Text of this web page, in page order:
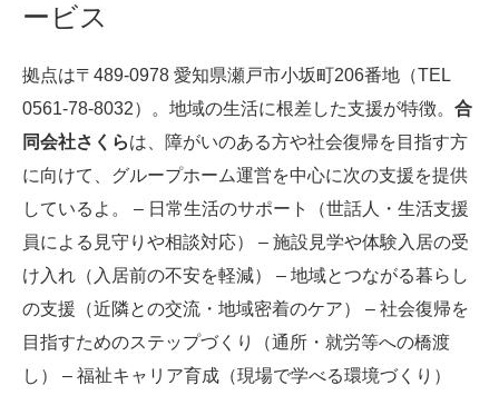
ービス
拠点は〒489-0978 愛知県瀬戸市小坂町206番地（TEL
0561-78-8032）。地域の生活に根差した支援が特徴。 合
同会社さくらは、障がいのある方や社会復帰を目指す方
に向けて、グループホーム運営を中心に次の支援を提供
しているよ。 – 日常生活のサポート（世話人・生活支援
員による見守りや相談対応） – 施設見学や体験入居の受
け入れ（入居前の不安を軽減） – 地域とつながる暮らし
の支援（近隣との交流・地域密着のケア） – 社会復帰を
目指すためのステップづくり（通所・就労等への橋渡
し） – 福祉キャリア育成（現場で学べる環境づくり）